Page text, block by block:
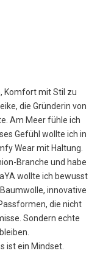
Komfort mit Stil zu
die Gründerin von
Am Meer fühle ich
Gefühl wollte ich in
Wear mit Haltung.
Branche und habe
wollte ich bewusst
innovative
die nicht
Sondern echte
ist ein Mindset.